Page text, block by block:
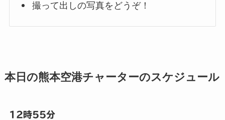
撮って出しの写真をどうぞ！
本日の熊本空港チャーターのスケジュール
12時55分